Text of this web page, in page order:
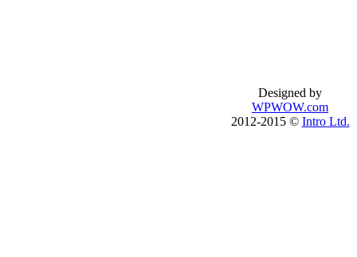
Designed by
WPWOW.com
2012-2015 © Intro Ltd.